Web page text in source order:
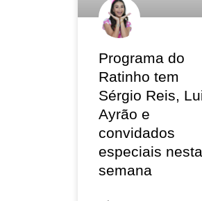
Programa do
Ratinho tem
Sérgio Reis,
Ayrão e
convidados
especiais nesta
semana